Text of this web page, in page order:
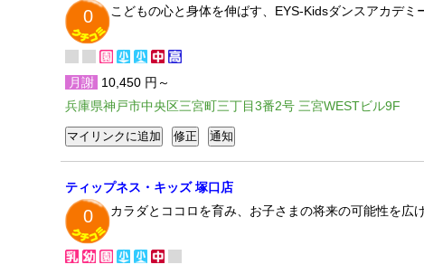
0 こどもの心と身体を伸ばす、EYS-Kidsダンスアカデ
月謝 10,450 円～
兵庫県神戸市中央区三宮町三丁目3番2号 三宮WESTビル9F
ティップネス・キッズ 塚口店
0 カラダとココロを育み、お子さまの将来の可能性を広